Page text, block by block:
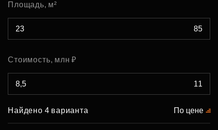
Площадь, м²
Стоимость, млн ₽
Найдено 4 варианта По цене